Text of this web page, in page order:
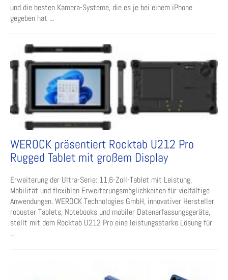
und die besten Kamera-Systeme, die es je bei einem iPhone
gegeben hat ...
WEROCK präsentiert Rocktab U212 Pro
Rugged Tablet mit großem Display
Erweiterung der Ultra-Serie: 11,6-Zoll-Tablet mit Leistung,
Mobilität und flexiblen Erweiterungsmöglichkeiten für vielfältige
Anwendungen. WEROCK Technologies GmbH, innovativer Hersteller
robuster Tablets, Notebooks und mobiler Datenerfassungsgeräte,
stellt mit dem Rocktab U212 Pro eine leistungsstarke Lösung für
...